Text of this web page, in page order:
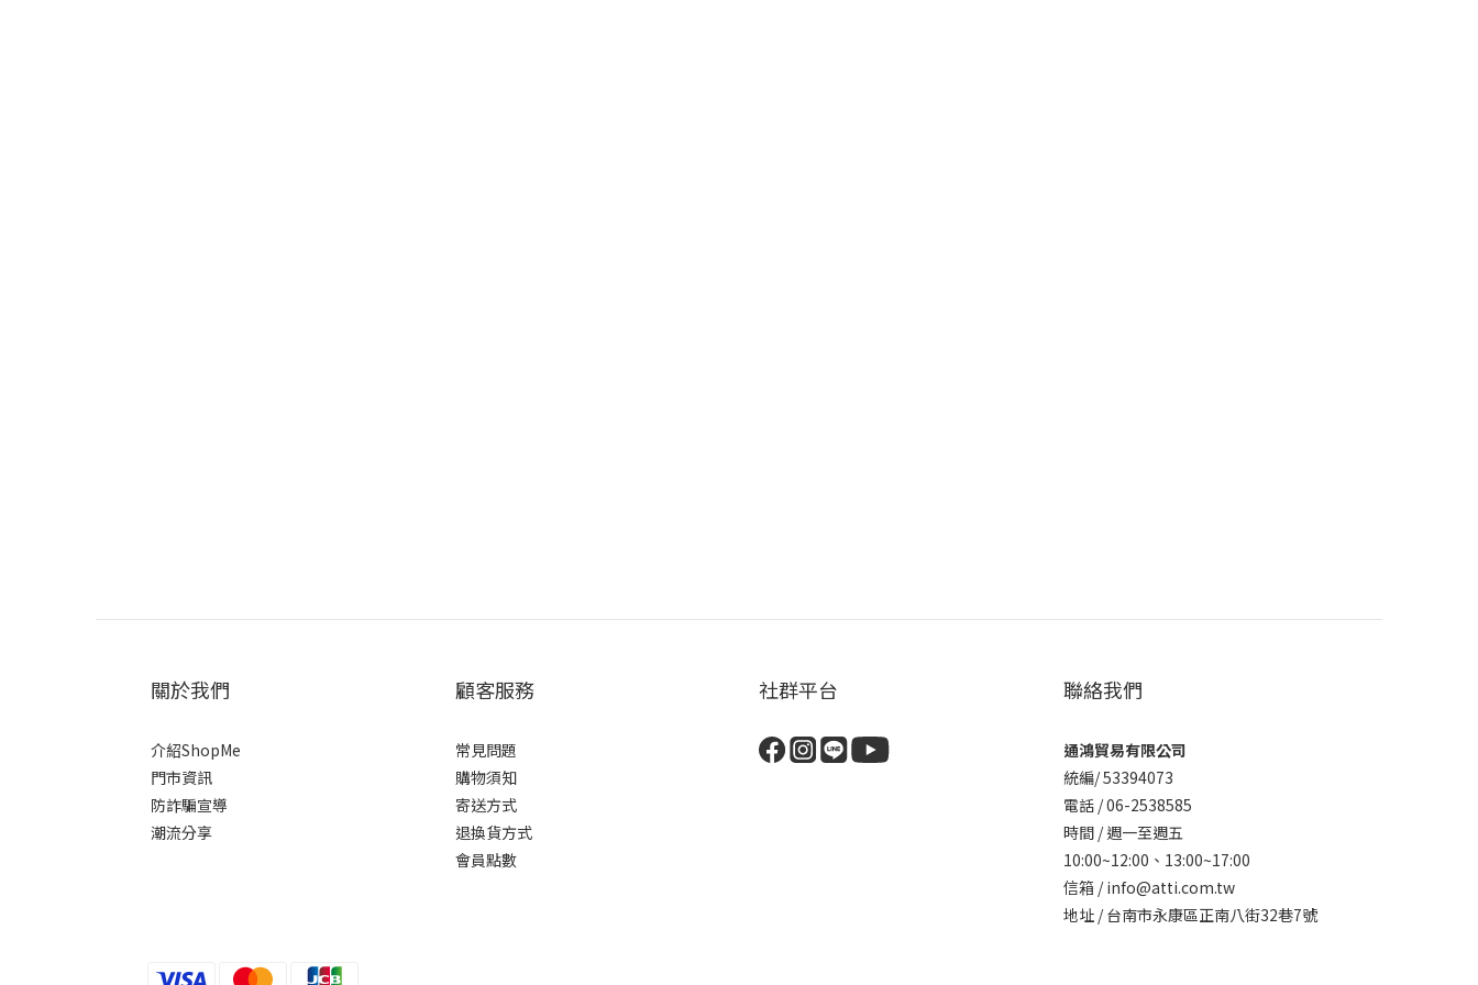
關於我們
介紹ShopMe
門市資訊
防詐騙宣導
潮流分享
顧客服務
常見問題
購物須知
寄送方式
退換貨方式
會員點數
社群平台 聯絡我們
通鴻貿易有限公司
統編/ 53394073
電話 / 06-2538585
時間 / 週一至週五
10:00~12:00、 13:00~17:00
信箱 / info@atti.com.tw
地址 / 台南市永康區正南八街32巷7號